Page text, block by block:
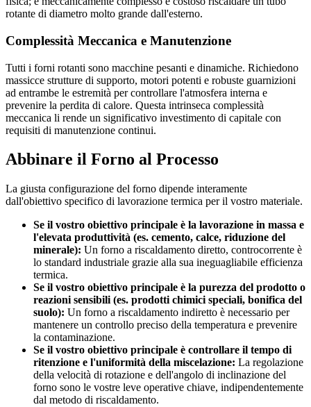
rotante di diametro molto grande dall'esterno.
Complessità Meccanica e Manutenzione
Tutti i forni rotanti sono macchine pesanti e dinamiche. Richiedono
massicce strutture di supporto, motori potenti e robuste guarnizioni
ad entrambe le estremità per controllare l'atmosfera interna e
prevenire la perdita di calore. Questa intrinseca complessità
meccanica li rende un significativo investimento di capitale con
requisiti di manutenzione continui.
Abbinare il Forno al Processo
La giusta configurazione del forno dipende interamente
dall'obiettivo specifico di lavorazione termica per il vostro materiale.
Se il vostro obiettivo principale è la lavorazione in massa e
l'elevata produttività (es. cemento, calce, riduzione del
minerale): Un forno a riscaldamento diretto, controcorrente è
lo standard industriale grazie alla sua ineguagliabile efficienza
termica.
Se il vostro obiettivo principale è la purezza del prodotto o
reazioni sensibili (es. prodotti chimici speciali, bonifica del
suolo): Un forno a riscaldamento indiretto è necessario per
mantenere un controllo preciso della temperatura e prevenire
la contaminazione.
Se il vostro obiettivo principale è controllare il tempo di
ritenzione e l'uniformità della miscelazione: La regolazione
della velocità di rotazione e dell'angolo di inclinazione del
forno sono le vostre leve operative chiave, indipendentemente
dal metodo di riscaldamento.